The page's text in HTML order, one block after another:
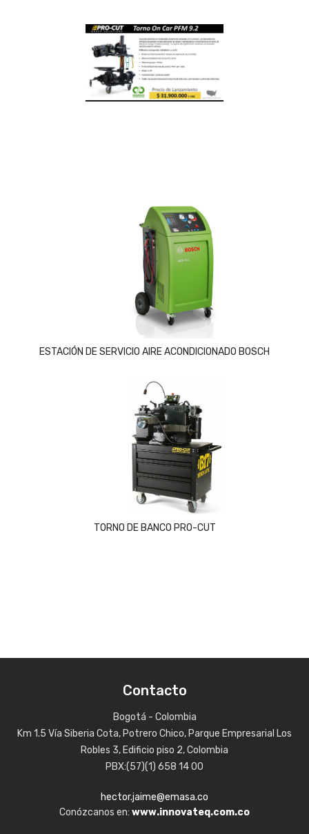
ESTACIÓN DE SERVICIO AIRE ACONDICIONADO BOSCH
TORNO DE BANCO PRO-CUT
Contacto
Bogotá - Colombia
Km 1.5 Vía Siberia Cota, Potrero Chico, Parque Empresarial Los
Robles 3, Edificio piso 2, Colombia
PBX:(57)(1) 658 14 00
hector.jaime@emasa.co
Conózcanos en: www.innovateq.com.co